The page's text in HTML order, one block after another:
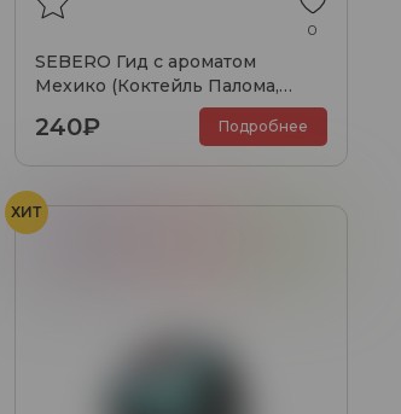
0
SEBERO Гид с ароматом
Мехико (Коктейль Палома,
Грейпфрут, Лайм), 25 гр.
240₽ Подробнее
ХИТ